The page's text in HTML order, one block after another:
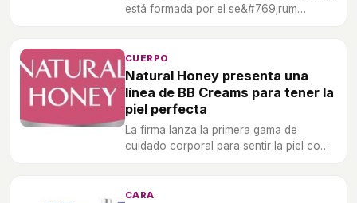
está formada por el se&#769;rum
se&#769;rum rejuvenecedor para ojos.
CUERPO
Natural Honey presenta una
línea de BB Creams para tener la
piel perfecta
La firma lanza la primera gama de
cuidado corporal para sentir la piel como
CARA